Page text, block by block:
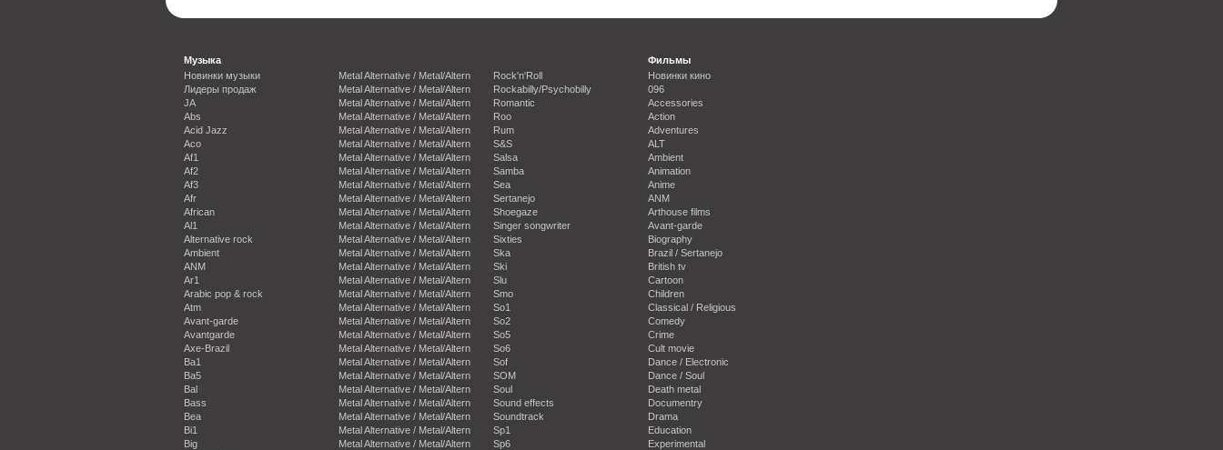
Музыка
Новинки музыки
Лидеры продаж
JA
Abs
Acid Jazz
Aco
Af1
Af2
Af3
Afr
African
Al1
Alternative rock
Ambient
ANM
Ar1
Arabic pop & rock
Atm
Avant-garde
Avantgarde
Axe-Brazil
Ba1
Ba5
Bal
Bass
Bea
Bi1
Big
Metal Alternative / Metal/Altern
Metal Alternative / Metal/Altern
Metal Alternative / Metal/Altern
Metal Alternative / Metal/Altern
Metal Alternative / Metal/Altern
Metal Alternative / Metal/Altern
Metal Alternative / Metal/Altern
Metal Alternative / Metal/Altern
Metal Alternative / Metal/Altern
Metal Alternative / Metal/Altern
Metal Alternative / Metal/Altern
Metal Alternative / Metal/Altern
Metal Alternative / Metal/Altern
Metal Alternative / Metal/Altern
Metal Alternative / Metal/Altern
Metal Alternative / Metal/Altern
Metal Alternative / Metal/Altern
Metal Alternative / Metal/Altern
Metal Alternative / Metal/Altern
Metal Alternative / Metal/Altern
Metal Alternative / Metal/Altern
Metal Alternative / Metal/Altern
Metal Alternative / Metal/Altern
Metal Alternative / Metal/Altern
Metal Alternative / Metal/Altern
Metal Alternative / Metal/Altern
Metal Alternative / Metal/Altern
Metal Alternative / Metal/Altern
Rock'n'Roll
Rockabilly/Psychobilly
Romantic
Roo
Rum
S&S
Salsa
Samba
Sea
Sertanejo
Shoegaze
Singer songwriter
Sixties
Ska
Ski
Slu
Smo
So1
So2
So5
So6
Sof
SOM
Soul
Sound effects
Soundtrack
Sp1
Sp6
Фильмы
Новинки кино
096
Accessories
Action
Adventures
ALT
Ambient
Animation
Anime
ANM
Arthouse films
Avant-garde
Biography
Brazil / Sertanejo
British tv
Cartoon
Children
Classical / Religious
Comedy
Crime
Cult movie
Dance / Electronic
Dance / Soul
Death metal
Documentry
Drama
Education
Experimental